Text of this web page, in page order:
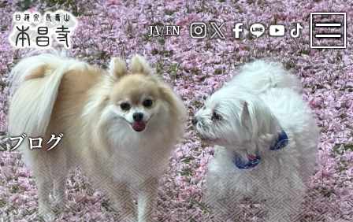
JA/EN
ブログ